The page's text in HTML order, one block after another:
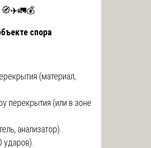
🧭✈️🚛💰
спора
(материал,
перекрытия (или в зоне
анализатор).